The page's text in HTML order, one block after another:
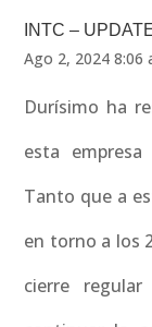
INTC –
Ago 2, 2024 8:06
Durísimo ha
esta
Tanto que a
en torno a los
cierre